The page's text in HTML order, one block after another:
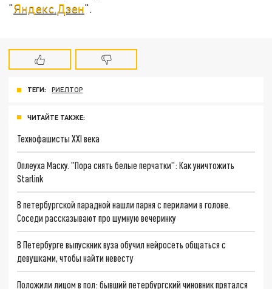
"Яндекс.Дзен".
ТЕГИ: РИЕЛТОР
ЧИТАЙТЕ ТАКЖЕ:
Технофашисты XXI века
Оплеуха Маску. "Пора снять белые перчатки": Как уничтожить
Starlink
В петербургской парадной нашли парня с перилами в голове.
Соседи рассказывают про шумную вечеринку
В Петербурге выпускник вуза обучил нейросеть общаться с
девушками, чтобы найти невесту
Положили лицом в пол: бывший петербургский чиновник прятался